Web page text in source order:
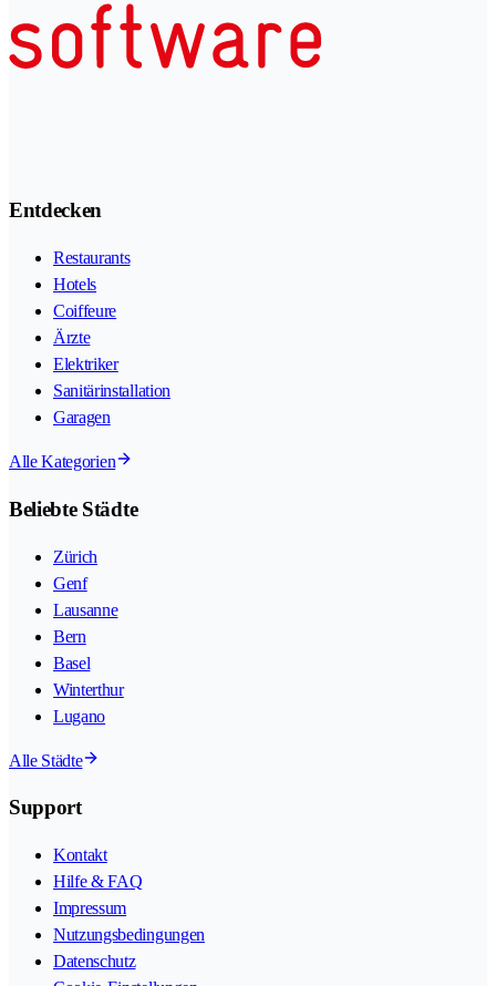
Entdecken
Restaurants
Hotels
Coiffeure
Ärzte
Elektriker
Sanitärinstallation
Garagen
Alle Kategorien
Beliebte Städte
Zürich
Genf
Lausanne
Bern
Basel
Winterthur
Lugano
Alle Städte
Support
Kontakt
Hilfe & FAQ
Impressum
Nutzungsbedingungen
Datenschutz